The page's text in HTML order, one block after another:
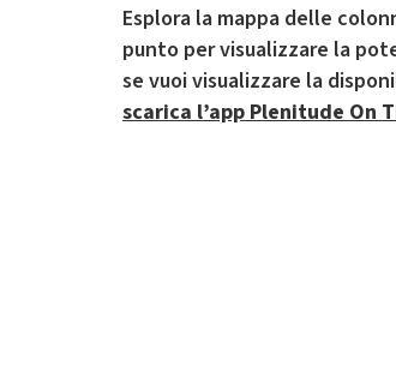
Esplora la mappa delle
punto per visualizzare la
se vuoi visualizzare la
scarica l’app Plenitude On